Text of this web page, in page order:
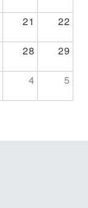
21 22
28 29
4 5